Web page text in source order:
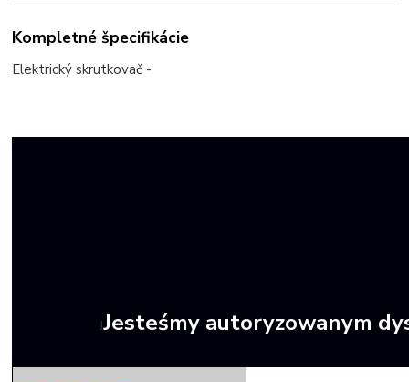
Kompletné špecifikácie
Elektrický skrutkovač -
JJesteśmy autoryzowanym